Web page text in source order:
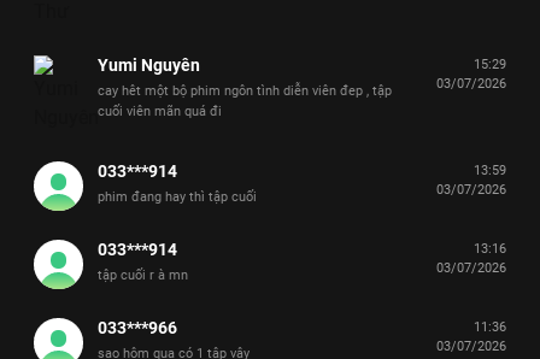
Yumi Nguyên
cay hêt một bộ phim ngôn tình diễn viên đep , tập
cuối viên mãn quá đi
15:29
03/07/2026
033***914
phim đang hay thì tập cuối
13:59
03/07/2026
033***914
tập cuối r à mn
13:16
03/07/2026
033***966
sao hôm qua có 1 tập vậy
11:36
03/07/2026